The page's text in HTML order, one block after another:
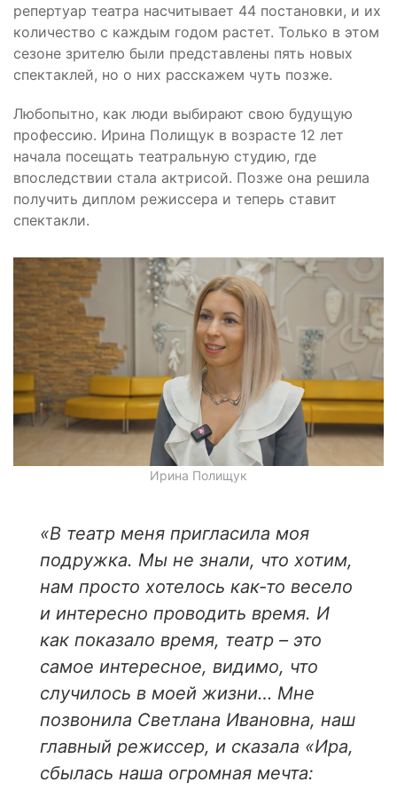
репертуар театра насчитывает 44 постановки, и их
количество с каждым годом растет. Только в этом
сезоне зрителю были представлены пять новых
спектаклей, но о них расскажем чуть позже.
Любопытно, как люди выбирают свою будущую
профессию. Ирина Полищук в возрасте 12 лет
начала посещать театральную студию, где
впоследствии стала актрисой. Позже она решила
получить диплом режиссера и теперь ставит
спектакли.
Ирина Полищук
«В театр меня пригласила моя
подружка. Мы не знали, что хотим,
нам просто хотелось как-то весело
и интересно проводить время. И
как показало время, театр – это
самое интересное, видимо, что
случилось в моей жизни… Мне
позвонила Светлана Ивановна, наш
главный режиссер, и сказала «Ира,
сбылась наша огромная мечта: